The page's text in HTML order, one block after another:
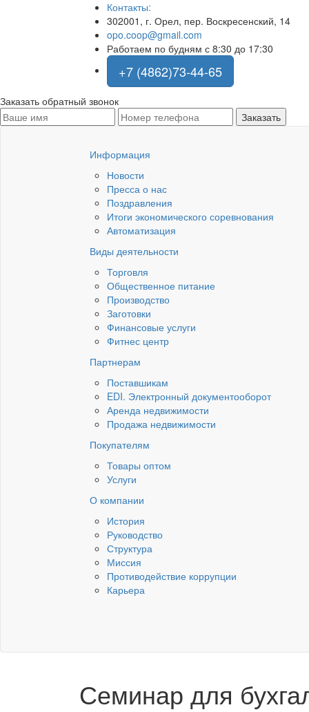
Контакты:
302001, г. Орел, пер. Воскресенский, 14
opo.coop@gmail.com
Работаем по будням с 8:30 до 17:30
+7 (4862)73-44-65
Заказать обратный звонок
Информация
Новости
Пресса о нас
Поздравления
Итоги экономического соревнования
Автоматизация
Виды деятельности
Торговля
Общественное питание
Производство
Заготовки
Финансовые услуги
Фитнес центр
Партнерам
Поставшикам
EDI. Электронный документооборот
Аренда недвижимости
Продажа недвижимости
Покупателям
Товары оптом
Услуги
О компании
История
Руководство
Структура
Миссия
Противодействие коррупции
Карьера
Семинар для